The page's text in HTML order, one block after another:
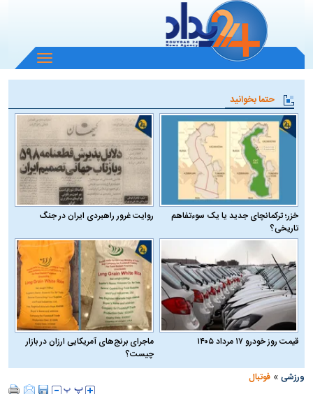
باز
و
منو
حتما بخوانید
خزر؛ ترکمانچای جدید یا یک سوءتفاهم
تاریخی؟
روایت غرور راهبردی ایران در جنگ
قیمت روز خودرو ۱۷ مرداد ۱۴۰۵
ماجرای برنج‌های آمریکایی ارزان در بازار
چیست؟
ورزشی »فوتبال